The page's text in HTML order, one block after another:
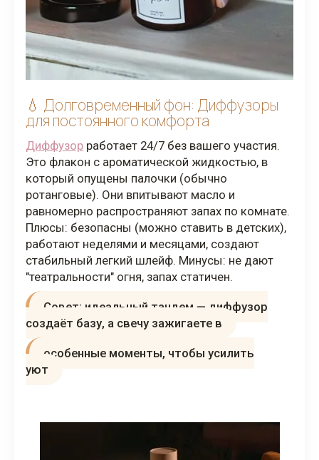
💧 Долговременный фон: Диффузоры
для постоянного комфорта
Диффузор работает 24/7 без вашего участия.
Это флакон с ароматической жидкостью, в
который опущены палочки (обычно
ротанговые). Они впитывают масло и
равномерно распространяют запах по комнате.
Плюсы: безопасны (можно ставить в детских),
работают неделями и месяцами, создают
стабильный легкий шлейф. Минусы: не дают
"театральности" огня, запах статичен.
Совет: идеальный тандем — диффузор
создаёт базу, а свечу зажигаете в
особенные моменты, чтобы усилить
уют